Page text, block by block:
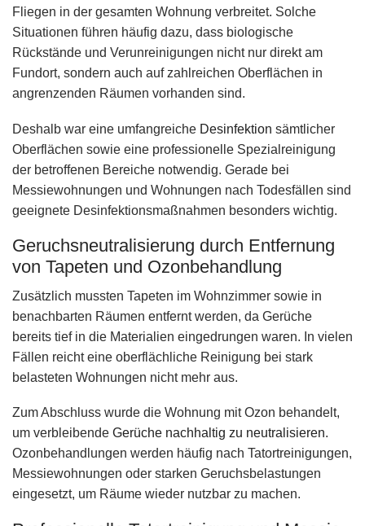
Fliegen in der gesamten Wohnung verbreitet. Solche
Situationen führen häufig dazu, dass biologische
Rückstände und Verunreinigungen nicht nur direkt am
Fundort, sondern auch auf zahlreichen Oberflächen in
angrenzenden Räumen vorhanden sind.
Deshalb war eine umfangreiche Desinfektion sämtlicher
Oberflächen sowie eine professionelle Spezialreinigung
der betroffenen Bereiche notwendig. Gerade bei
Messiewohnungen und Wohnungen nach Todesfällen sind
geeignete Desinfektionsmaßnahmen besonders wichtig.
Geruchsneutralisierung durch Entfernung
von Tapeten und Ozonbehandlung
Zusätzlich mussten Tapeten im Wohnzimmer sowie in
benachbarten Räumen entfernt werden, da Gerüche
bereits tief in die Materialien eingedrungen waren. In vielen
Fällen reicht eine oberflächliche Reinigung bei stark
belasteten Wohnungen nicht mehr aus.
Zum Abschluss wurde die Wohnung mit Ozon behandelt,
um verbleibende Gerüche nachhaltig zu neutralisieren.
Ozonbehandlungen werden häufig nach Tatortreinigungen,
Messiewohnungen oder starken Geruchsbelastungen
eingesetzt, um Räume wieder nutzbar zu machen.